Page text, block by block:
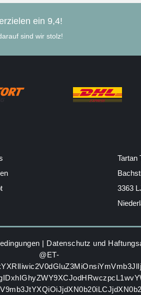
ein 9,4!
sind wir stolz!
Tartan
3363
| Datenschutz und
@ET-